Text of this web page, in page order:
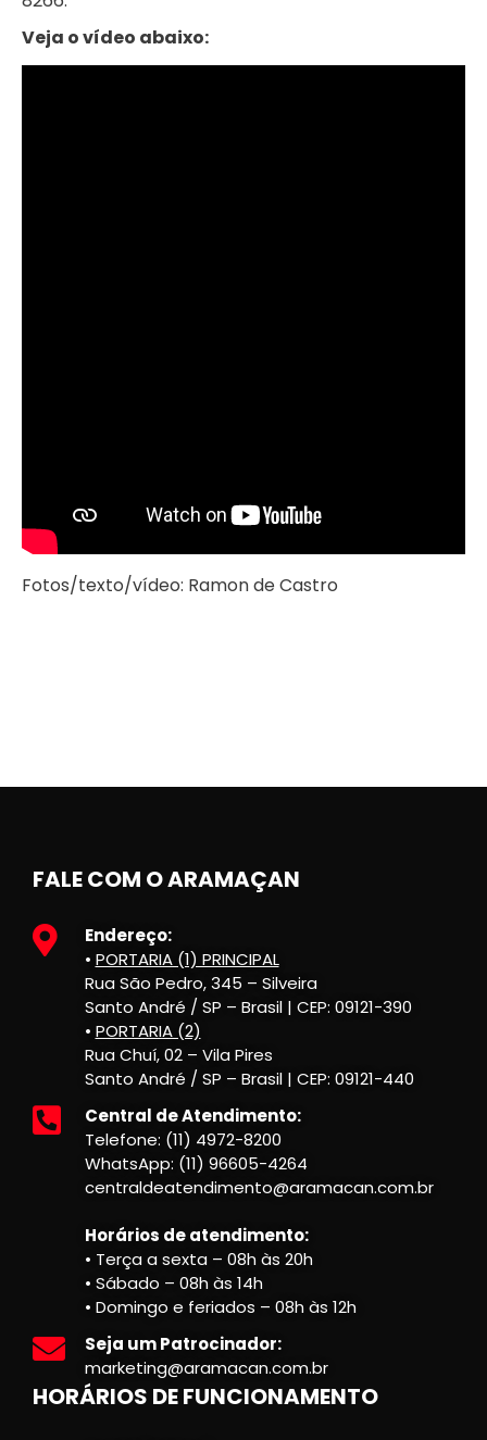
Veja o vídeo abaixo:
Fotos/texto/vídeo: Ramon de Castro
FALE COM O ARAMAÇAN
Endereço:
• PORTARIA (1) PRINCIPAL
Rua São Pedro, 345 – Silveira
Santo André / SP – Brasil | CEP: 09121-390
• PORTARIA (2)
Rua Chuí, 02 – Vila Pires
Santo André / SP – Brasil | CEP: 09121-440
Central de Atendimento:
Telefone: (11) 4972-8200
WhatsApp: (11) 96605-4264
centraldeatendimento@aramacan.com.br
Horários de atendimento:
• Terça a sexta – 08h às 20h
• Sábado – 08h às 14h
• Domingo e feriados – 08h às 12h
Seja um Patrocinador:
marketing@aramacan.com.br
HORÁRIOS DE FUNCIONAMENTO